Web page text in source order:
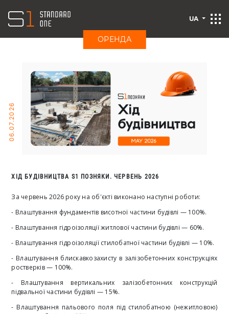
ОРЕНДА
UA
06.07.2026
ХІД БУДІВНИЦТВА S1 ПОЗНЯКИ. ЧЕРВЕНЬ 2026
За червень 2026 року на об'єкті виконано наступні роботи:
- Влаштування фундаментів висотної частини будівлі — 100%.
- Влаштування гідроізоляції житлової частини будівлі — 60%.
- Влаштування гідроізоляції стилобатної частини будівлі — 10%.
- Влаштування блискавкозахисту в залізобетонних конструкціях
ростверків — 100%.
- Влаштування вертикальних залізобетонних конструкцій
підвальної частини будівлі — 15%.
- Влаштування пальового поля під стилобатною (нежитловою)